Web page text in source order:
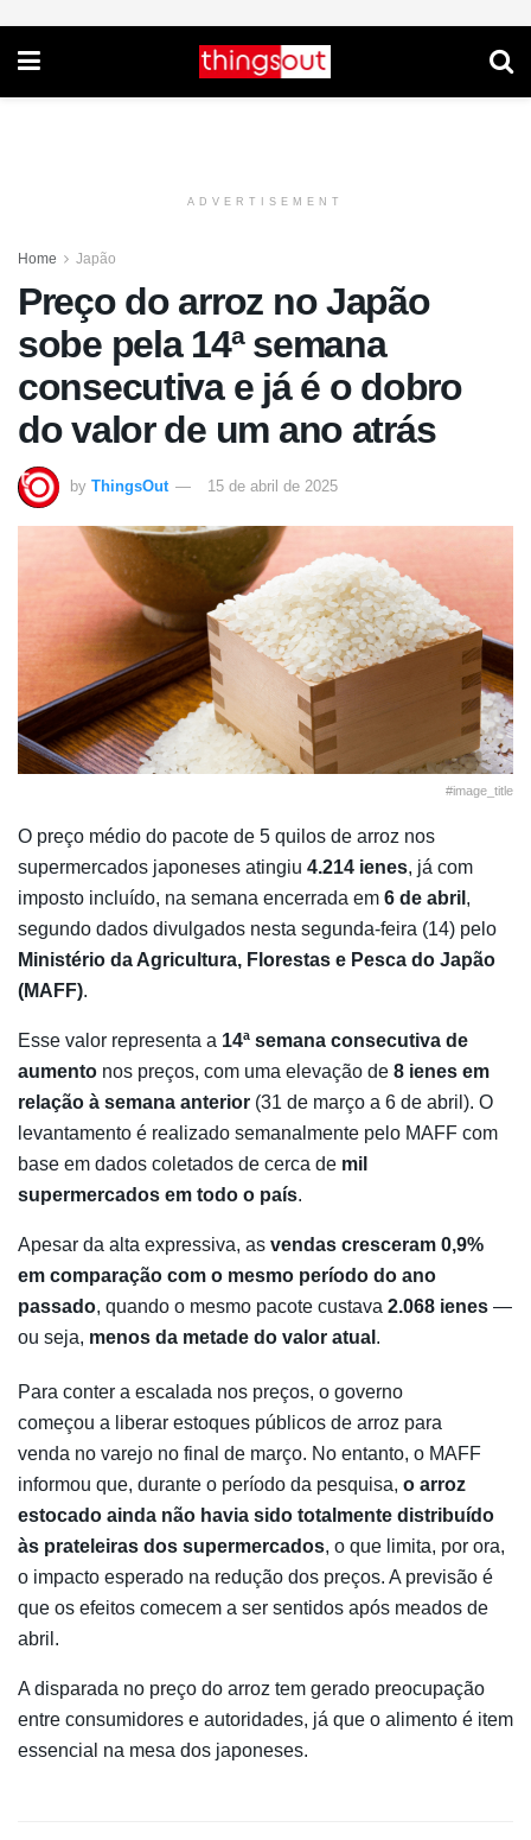
ADVERTISEMENT
Home Japão
Preço do arroz no Japão
sobe pela 14ª semana
consecutiva e já é o dobro
do valor de um ano atrás
by ThingsOut 15 de abril de 2025
#image_title
O preço médio do pacote de 5 quilos de arroz nos
supermercados japoneses atingiu 4.214 ienes, já com
imposto incluído, na semana encerrada em 6 de abril ,
segundo dados divulgados nesta segunda-feira (14) pelo
Ministério da Agricultura, Florestas e Pesca do Japão
(MAFF).
Esse valor representa a 14ª semana consecutiva de
aumento nos preços, com uma elevação de 8 ienes em
relação à semana anterior (31 de março a 6 de abril). O
levantamento é realizado semanalmente pelo MAFF com
base em dados coletados de cerca de mil
supermercados em todo o país.
Apesar da alta expressiva, as vendas cresceram 0,9%
em comparação com o mesmo período do ano
passado, quando o mesmo pacote custava 2.068 ienes —
ou seja, menos da metade do valor atual .
Para conter a escalada nos preços, o governo
começou a liberar estoques públicos de arroz para
venda no varejo no final de março. No entanto, o MAFF
informou que, durante o período da pesquisa, o arroz
estocado ainda não havia sido totalmente distribuído
às prateleiras dos supermercados, o que limita, por ora,
o impacto esperado na redução dos preços. A previsão é
que os efeitos comecem a ser sentidos após meados de
abril.
A disparada no preço do arroz tem gerado preocupação
entre consumidores e autoridades, já que o alimento é item
essencial na mesa dos japoneses.